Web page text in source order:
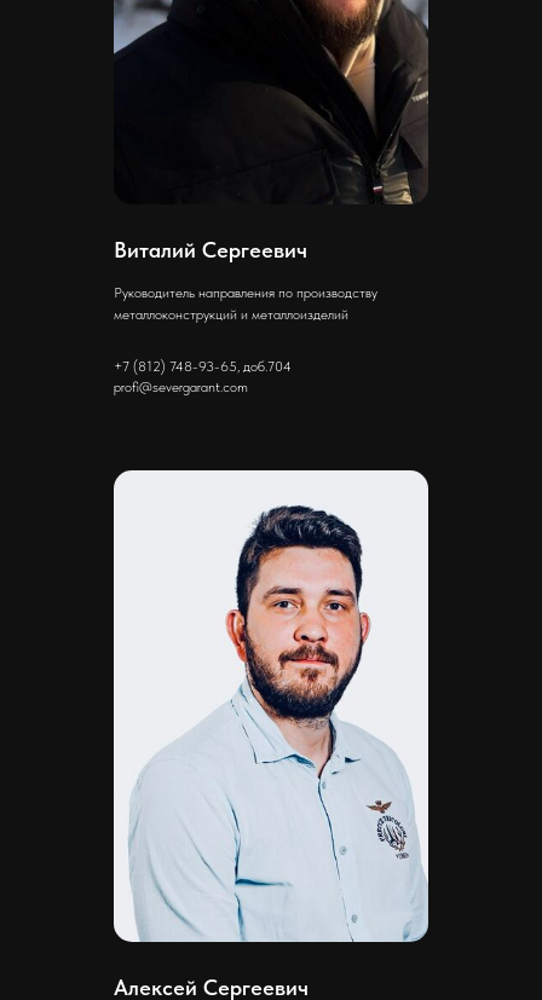
Виталий Сергеевич
Руководитель направления по производству
металлоконструкций и металлоизделий
+7 (812) 748-93-65, доб.704
profi@severgarant.com
Алексей Сергеевич